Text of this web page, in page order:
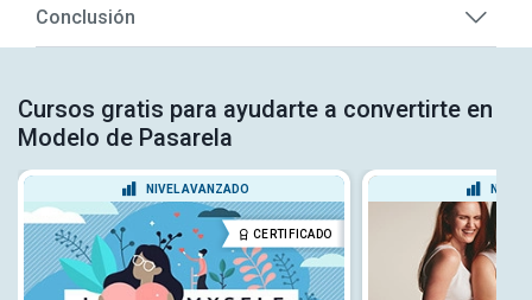
Conclusión
Cursos gratis para ayudarte a convertirte en
Modelo de Pasarela
NIVEL AVANZADO
CERTIFICADO
NIVEL